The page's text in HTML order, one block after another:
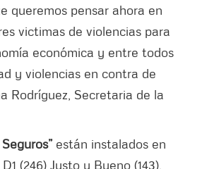
queremos pensar ahora en
victimas de violencias para
económica y entre todos
y violencias en contra de
Rodríguez, Secretaria de la
están instalados en
(246) Justo y Bueno (143),